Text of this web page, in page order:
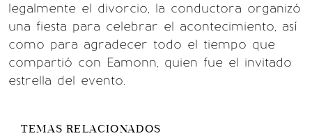
legalmente el divorcio, la conductora organizó
una fiesta para celebrar el acontecimiento, así
como para agradecer todo el tiempo que
compartió con Eamonn, quien fue el invitado
estrella del evento.
TEMAS RELACIONADOS